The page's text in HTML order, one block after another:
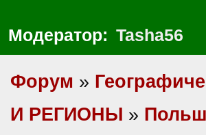
Модератор: Tasha56
Форум »
И РЕГИОНЫ »